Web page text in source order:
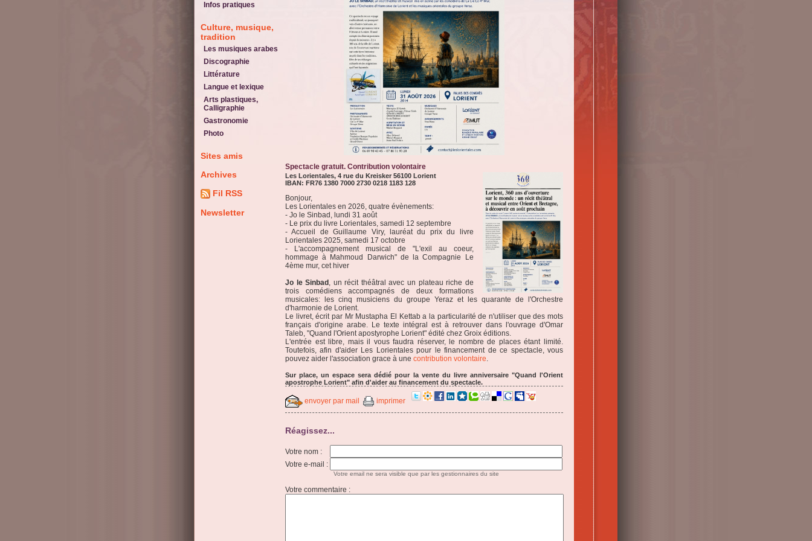
Infos pratiques
Culture, musique,
tradition
Les musiques arabes
Discographie
Littérature
Langue et lexique
Arts plastiques,
Calligraphie
Gastronomie
Photo
Sites amis
Archives
Fil RSS
Newsletter
Spectacle gratuit. Contribution volontaire
Les Lorientales, 4 rue du Kreisker 56100 Lorient
IBAN: FR76 1380 7000 2730 0218 1183 128
Bonjour,
Les Lorientales en 2026, quatre évènements:
- Jo le Sinbad, lundi 31 août
- Le prix du livre Lorientales, samedi 12 septembre
- Accueil de Guillaume Viry, lauréat du prix du livre
Lorientales 2025, samedi 17 octobre
- L'accompagnement musical de "L'exil au coeur,
hommage à Mahmoud Darwich" de la Compagnie Le
4ème mur, cet hiver
Jo le Sinbad , un récit théâtral avec un plateau riche de
trois comédiens accompagnés de deux formations
musicales: les cinq musiciens du groupe Yeraz et les quarante de l'Orchestre
d'harmonie de Lorient.
Le livret, écrit par Mr Mustapha El Kettab a la particularité de n'utiliser que des mots
français d'origine arabe. Le texte intégral est à retrouver dans l'ouvrage d'Omar
Taleb, "Quand l'Orient apostyrophe Lorient" édité chez Groix éditions.
L'entrée est libre, mais il vous faudra réserver, le nombre de places étant limité.
Toutefois, afin d'aider Les Lorientales pour le financement de ce spectacle, vous
pouvez aider l'association grace à une contribution volontaire.
Sur place, un espace sera dédié pour la vente du livre anniversaire "Quand l'Orient
apostrophe Lorient" afin d'aider au financement du spectacle.
envoyer par mail imprimer
Réagissez...
Votre nom :
Votre e-mail :
Votre email ne sera visible que par les gestionnaires du site
Votre commentaire :